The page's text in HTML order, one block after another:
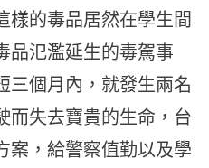
樣的毒品居然在學生間
品氾濫延生的毒駕事
三個月內，就發生兩名
而失去寶貴的生命，台
案，給警察值勤以及學